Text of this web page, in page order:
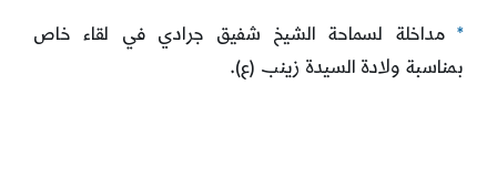
*مداخلة لسماحة الشيخ شفيق جرادي في لقاء خاص
بمناسبة ولادة السيدة زينب (ع).